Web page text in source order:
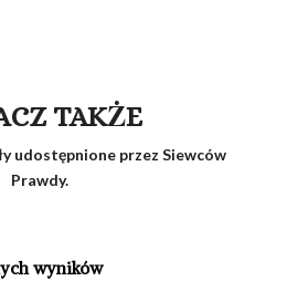
TAKŻE
udostępnione przez Siewców
Prawdy.
wyników